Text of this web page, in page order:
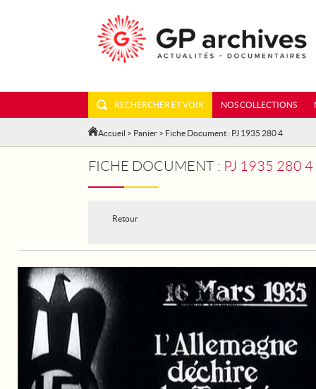
RECHERCHER ET VOIR NOS COLLECTIONS
Accueil > Panier > Fiche Document : PJ 1935 280 4
FICHE DOCUMENT : PJ 1935 280 4
Retour